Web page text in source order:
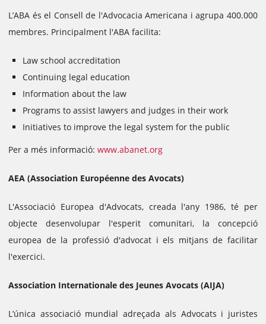
L’ABA és el Consell de l'Advocacia Americana i agrupa 400.000
membres. Principalment l'ABA facilita:
Law school accreditation
Continuing legal education
Information about the law
Programs to assist lawyers and judges in their work
Initiatives to improve the legal system for the public
Per a més informació: www.abanet.org
AEA (Association Européenne des Avocats)
L'Associació Europea d'Advocats, creada l'any 1986, té per
objecte desenvolupar l'esperit comunitari, la concepció
europea de la professió d'advocat i els mitjans de facilitar
l'exercici.
Association Internationale des Jeunes Avocats (AIJA)
L’única associació mundial adreçada als Advocats i juristes